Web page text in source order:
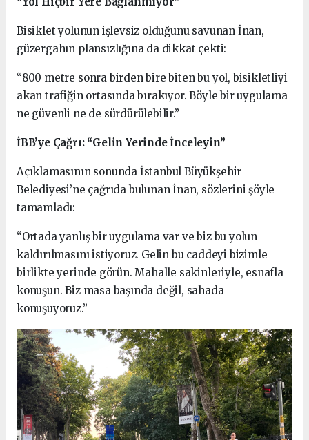
Bisiklet yolunun işlevsiz olduğunu savunan İnan,
güzergahın plansızlığına da dikkat çekti:
“800 metre sonra birden bire biten bu yol, bisikletliyi
akan trafiğin ortasında bırakıyor. Böyle bir uygulama
ne güvenli ne de sürdürülebilir.”
İBB’ye Çağrı: “Gelin Yerinde İnceleyin”
Açıklamasının sonunda İstanbul Büyükşehir
Belediyesi’ne çağrıda bulunan İnan, sözlerini şöyle
tamamladı:
“Ortada yanlış bir uygulama var ve biz bu yolun
kaldırılmasını istiyoruz. Gelin bu caddeyi bizimle
birlikte yerinde görün. Mahalle sakinleriyle, esnafla
konuşun. Biz masa başında değil, sahada
konuşuyoruz.”